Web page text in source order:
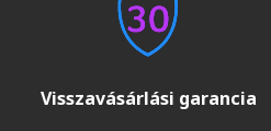
Visszavásárlási garancia